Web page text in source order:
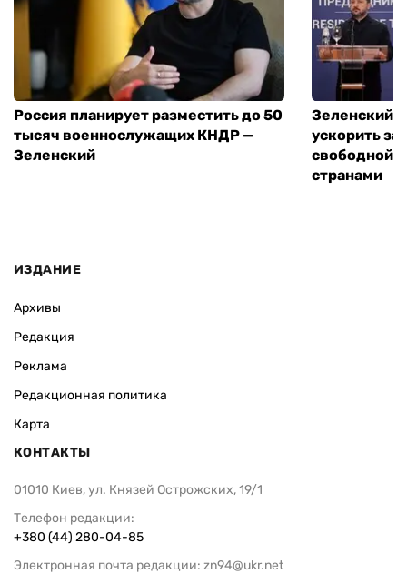
Россия планирует разместить до 50
тысяч военнослужащих КНДР —
Зеленский
Зеленский
ускорить
свободной
странами
ИЗДАНИЕ
Архивы
Редакция
Реклама
Редакционная политика
Карта
КОНТАКТЫ
01010 Киев, ул. Князей Острожских, 19/1
Телефон редакции:
+380 (44) 280-04-85
Электронная почта редакции: zn94@ukr.net